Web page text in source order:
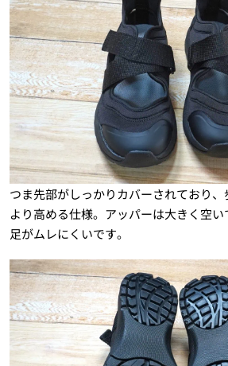
つま先部がしっかりカバーされており
より高める仕様。アッパーは大きく空
足がムレにくいです。